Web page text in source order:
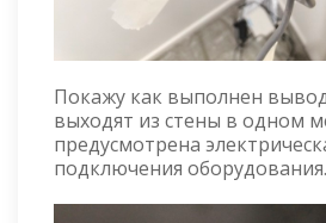
Покажу как выполнен
выходят из стены в одном
предусмотрена
подключения оборудования.